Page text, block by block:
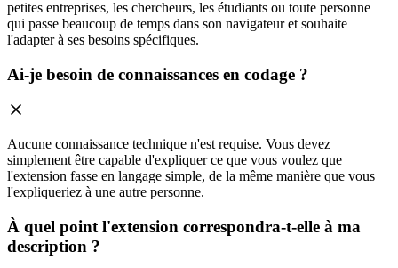
petites entreprises, les chercheurs, les étudiants ou toute personne
qui passe beaucoup de temps dans son navigateur et souhaite
l'adapter à ses besoins spécifiques.
Ai-je besoin de connaissances en codage ?
Aucune connaissance technique n'est requise. Vous devez
simplement être capable d'expliquer ce que vous voulez que
l'extension fasse en langage simple, de la même manière que vous
l'expliqueriez à une autre personne.
À quel point l'extension correspondra-t-elle à ma
description ?